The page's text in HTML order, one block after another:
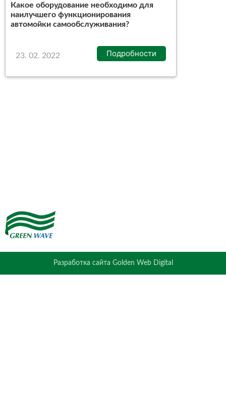
Какое оборудование необходимо для
наилучшего функционирования
автомойки самообслуживания?
23. 02. 2022 Подробности
Разработка сайта Golden Web Digital